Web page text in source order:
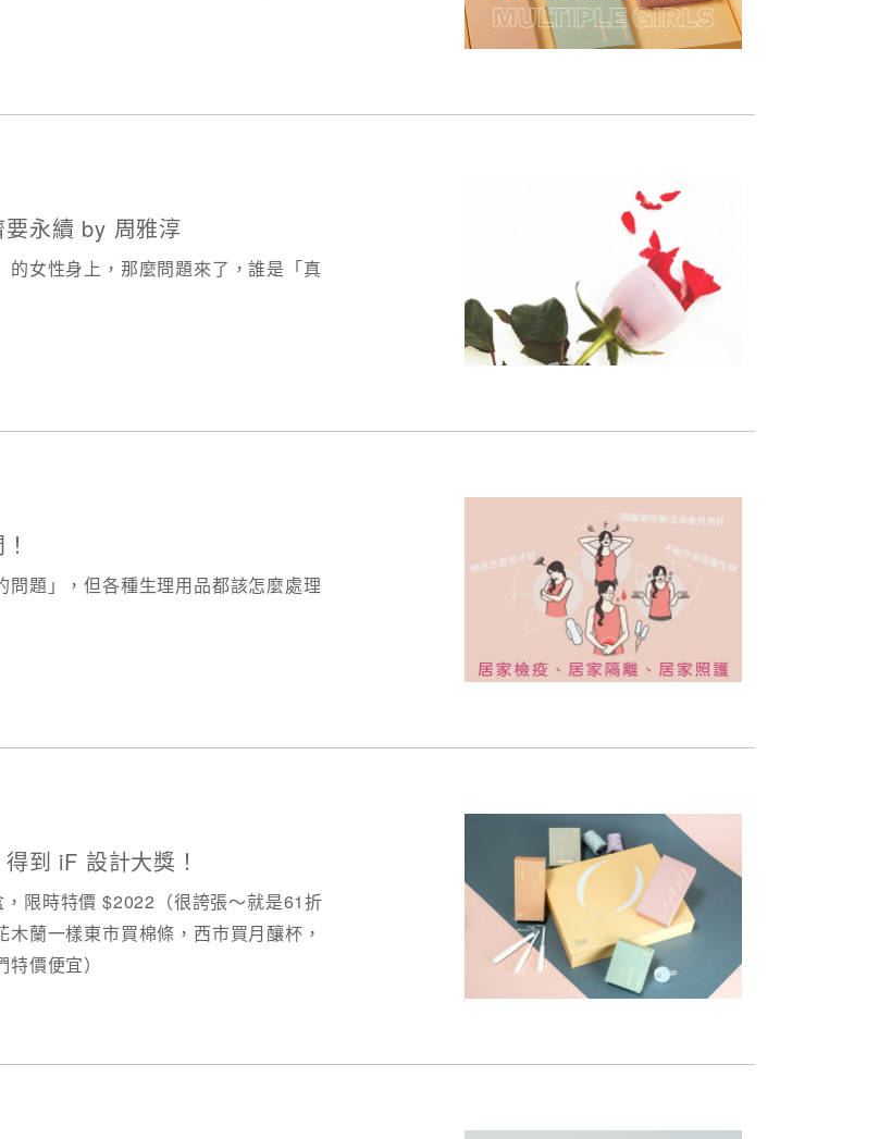
要永續​ by 周雅淳
女性身上，那麼問題來了，誰是「真
題」，但各種生理用品都該怎麼處理
到 iF 設計大獎！
限時特價 $2022​（很誇張～就是61折
蘭一樣東市買棉條，西市買月釀杯，
價便宜）